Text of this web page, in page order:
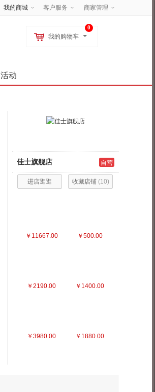
客户服务 商家管理
我的商城
0
我的购物车
活动
佳士旗舰店 自营
进店逛逛 收藏店铺 (10)
￥11667.00 ￥500.00
￥2190.00 ￥1400.00
￥3980.00 ￥1880.00